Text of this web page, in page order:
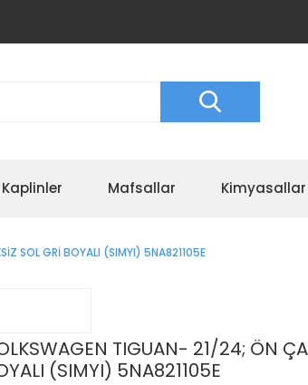
Kaplinler Mafsallar Kimyasallar
SOL GRİ BOYALI (SIMYI) 5NA821105E
TIGUAN- 21/24; ÖN
(SIMYI) 5NA821105E